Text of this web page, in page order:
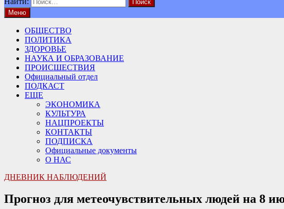
Меню
ОБЩЕСТВО
ПОЛИТИКА
ЗДОРОВЬЕ
НАУКА И ОБРАЗОВАНИЕ
ПРОИСШЕСТВИЯ
Официальный отдел
ПОДКАСТ
ЕЩЕ
ЭКОНОМИКА
КУЛЬТУРА
НАЦПРОЕКТЫ
КОНТАКТЫ
ПОДПИСКА
Официальные документы
О НАС
ДНЕВНИК НАБЛЮДЕНИЙ
Прогноз для метеочувствительных людей на 8